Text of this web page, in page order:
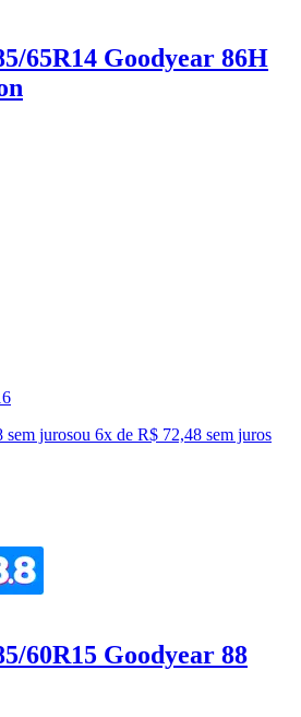
65R14 Goodyear 86H
sem jurosou 6x de R$ 72,48 sem juros
60R15 Goodyear 88